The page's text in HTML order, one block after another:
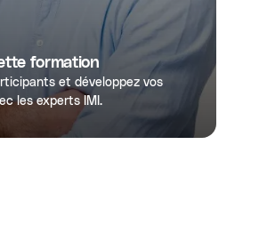
formation
et développez vos
les experts IMI.